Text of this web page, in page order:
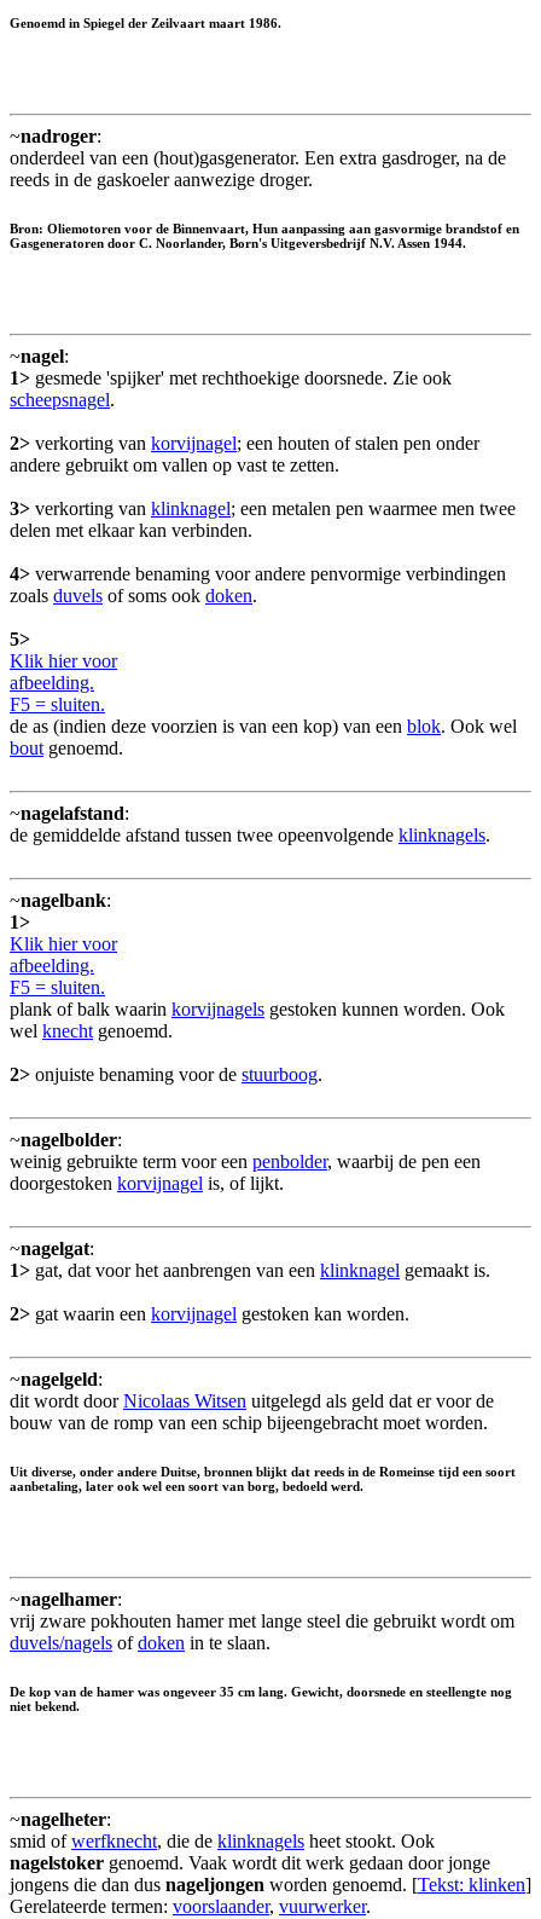
Genoemd in Spiegel der Zeilvaart maart 1986.
~nadroger:
onderdeel van een (hout)gasgenerator. Een extra gasdroger, na de
reeds in de gaskoeler aanwezige droger.
Bron: Oliemotoren voor de Binnenvaart, Hun aanpassing aan gasvormige brandstof en
Gasgeneratoren door C. Noorlander, Born's Uitgeversbedrijf N.V. Assen 1944.
~nagel:
1> gesmede 'spijker' met rechthoekige doorsnede. Zie ook
scheepsnagel.
2> verkorting van korvijnagel; een houten of stalen pen onder
andere gebruikt om vallen op vast te zetten.
3> verkorting van klinknagel; een metalen pen waarmee men twee
delen met elkaar kan verbinden.
4> verwarrende benaming voor andere penvormige verbindingen
zoals duvels of soms ook doken.
5>
Klik hier voor
afbeelding.
F5 = sluiten.
de as (indien deze voorzien is van een kop) van een blok. Ook wel
bout genoemd.
~nagelafstand:
de gemiddelde afstand tussen twee opeenvolgende klinknagels.
~nagelbank:
1>
Klik hier voor
afbeelding.
F5 = sluiten.
plank of balk waarin korvijnagels gestoken kunnen worden. Ook
wel knecht genoemd.
2> onjuiste benaming voor de stuurboog.
~nagelbolder:
weinig gebruikte term voor een penbolder, waarbij de pen een
doorgestoken korvijnagel is, of lijkt.
~nagelgat:
1> gat, dat voor het aanbrengen van een klinknagel gemaakt is.
2> gat waarin een korvijnagel gestoken kan worden.
~nagelgeld:
dit wordt doorNicolaas Witsen uitgelegd als geld dat er voor de
bouw van de romp van een schip bijeengebracht moet worden.
Uit diverse, onder andere Duitse, bronnen blijkt dat reeds in de Romeinse tijd een soort
aanbetaling, later ook wel een soort van borg, bedoeld werd.
~nagelhamer:
vrij zware pokhouten hamer met lange steel die gebruikt wordt om
duvels/nagels ofdoken in te slaan.
De kop van de hamer was ongeveer 35 cm lang. Gewicht, doorsnede en steellengte nog
niet bekend.
~nagelheter:
smid ofwerfknecht, die de klinknagels heet stookt. Ook
nagelstoker genoemd. Vaak wordt dit werk gedaan door jonge
jongens die dan dus nageljongen worden genoemd. [Tekst: klinken]
Gerelateerde termen: voorslaander, vuurwerker.